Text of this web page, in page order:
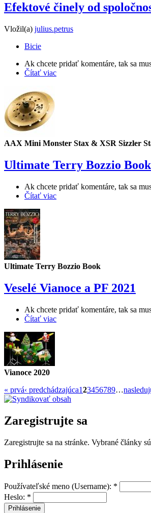
Efektové činely od
Vložil(a) julius.petrus
Bicie
Ak chcete pridať komentáre, tak sa
Čítať viac
AAX Mini Monster Stax & XSR Sizzler
Ultimate Terry Bozzio Book
Ak chcete pridať komentáre, tak sa
Čítať viac
Ultimate Terry Bozzio Book
Veselé Vianoce a PF 2021
Ak chcete pridať komentáre, tak sa
Čítať viac
Vianoce 2020
« prvá‹ predchádzajúca123456789…
Zaregistrujte sa
Zaregistrujte sa na stránke. Vybrané články
Prihlásenie
Používateľské meno (Username): *
Heslo: *